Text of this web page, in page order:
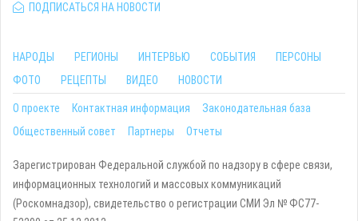
ПОДПИСАТЬСЯ НА НОВОСТИ
НАРОДЫ РЕГИОНЫ ИНТЕРВЬЮ СОБЫТИЯ
ПЕРСОНЫ
ФОТО
РЕЦЕПТЫ ВИДЕО НОВОСТИ
О проекте Контактная информация
Законодательная база
Общественный совет
Партнеры Отчеты
Зарегистрирован Федеральной службой по надзору в сфере связи,
информационных технологий и массовых коммуникаций
(Роскомнадзор), свидетельство о регистрации СМИ Эл № ФС77-